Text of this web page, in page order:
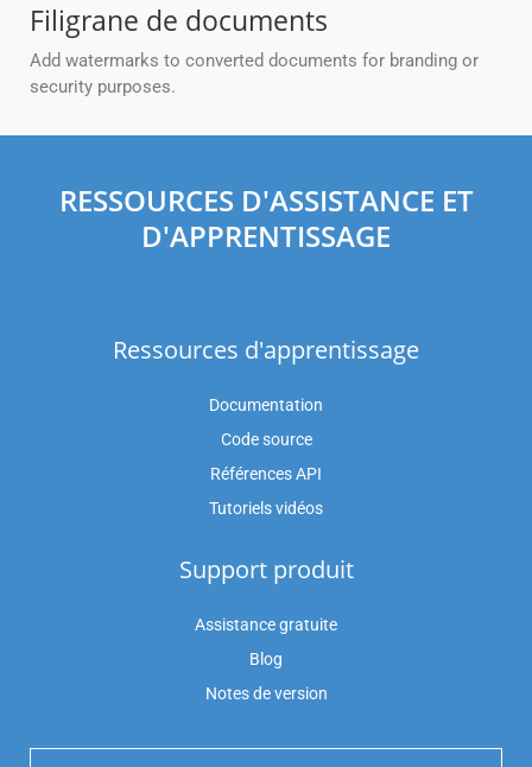
Filigrane de documents
Add watermarks to converted documents for branding or
security purposes.
RESSOURCES D'ASSISTANCE ET
D'APPRENTISSAGE
Ressources d'apprentissage
Documentation
Code source
Références API
Tutoriels vidéos
Support produit
Assistance gratuite
Blog
Notes de version